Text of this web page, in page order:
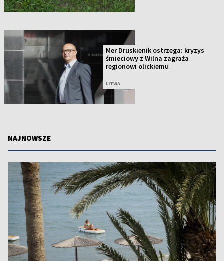
Mer Druskienik ostrzega: kryzys
śmieciowy z Wilna zagraża
regionowi olickiemu
LITWA
NAJNOWSZE